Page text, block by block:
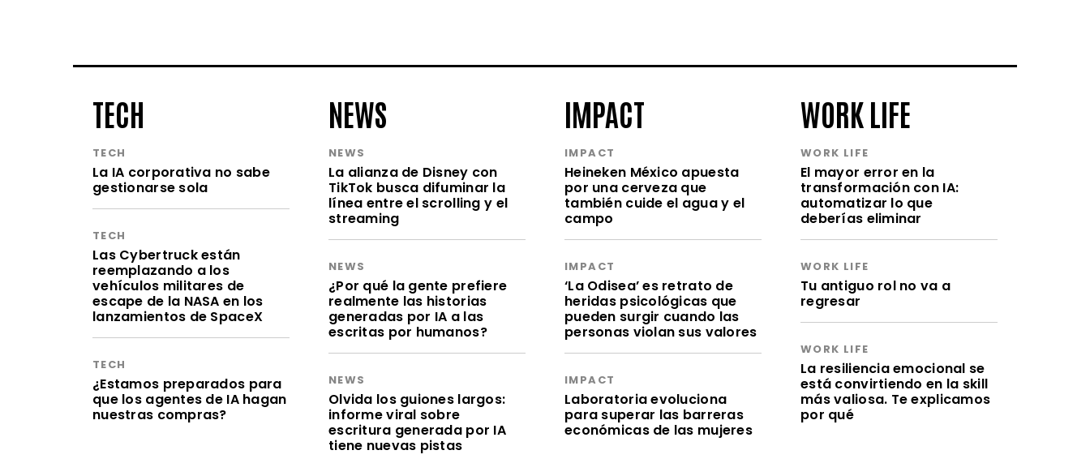
TECH
TECH
La IA corporativa no sabe
gestionarse sola
TECH
Las Cybertruck están
reemplazando a los
vehículos militares de
escape de la NASA en los
lanzamientos de SpaceX
TECH
¿Estamos preparados para
que los agentes de IA hagan
nuestras compras?
NEWS
NEWS
La alianza de Disney con
TikTok busca difuminar la
línea entre el scrolling y el
streaming
NEWS
¿Por qué la gente prefiere
realmente las historias
generadas por IA a las
escritas por humanos?
NEWS
Olvida los guiones largos:
informe viral sobre
escritura generada por IA
tiene nuevas pistas
IMPACT
IMPACT
Heineken México apuesta
por una cerveza que
también cuide el agua y el
campo
IMPACT
‘La Odisea’ es retrato de
heridas psicológicas que
pueden surgir cuando las
personas violan sus valores
IMPACT
Laboratoria evoluciona
para superar las barreras
económicas de las mujeres
WORK LIFE
WORK LIFE
El mayor error en la
transformación con IA:
automatizar lo que
deberías eliminar
WORK LIFE
Tu antiguo rol no va a
regresar
WORK LIFE
La resiliencia emocional se
está convirtiendo en la skill
más valiosa. Te explicamos
por qué